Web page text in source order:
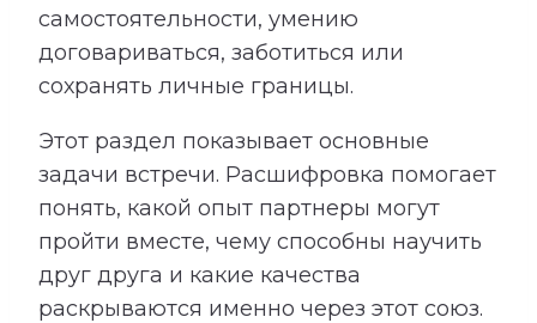
самостоятельности, умению
договариваться, заботиться или
сохранять личные границы.
Этот раздел показывает основные
задачи встречи. Расшифровка помогает
понять, какой опыт партнеры могут
пройти вместе, чему способны научить
друг друга и какие качества
раскрываются именно через этот союз.